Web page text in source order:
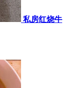
私房红烧牛